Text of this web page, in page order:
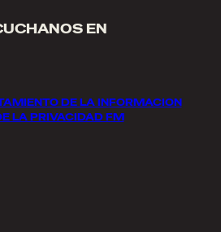
EN
DE LA INFORMACION
LA PRIVACIDAD FM